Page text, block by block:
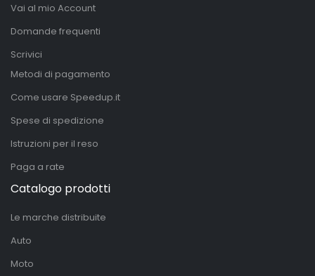
Vai al mio Account
Domande frequenti
Scrivici
Metodi di pagamento
Come usare Speedup.it
Spese di spedizione
Istruzioni per il reso
Paga a rate
Catalogo prodotti
Le marche distribuite
Auto
Moto